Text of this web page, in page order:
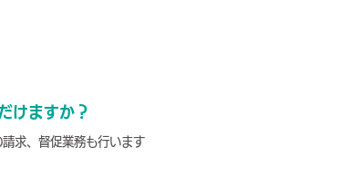
けますか？
求、督促業務も行います